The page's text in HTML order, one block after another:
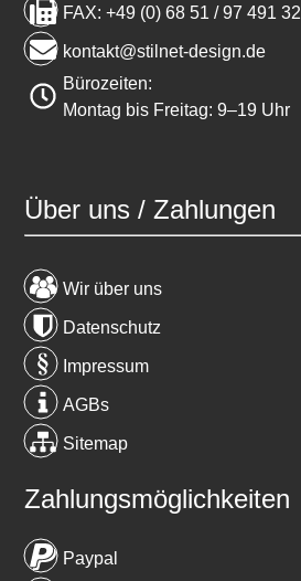
FAX: +49 (0) 68 51 / 97 491 32
kontakt@stilnet-design.de
Bürozeiten:
Montag bis Freitag: 9–19 Uhr
Über uns / Zahlungen
Wir über uns
Datenschutz
Impressum
AGBs
Sitemap
Zahlungsmöglichkeiten
Paypal